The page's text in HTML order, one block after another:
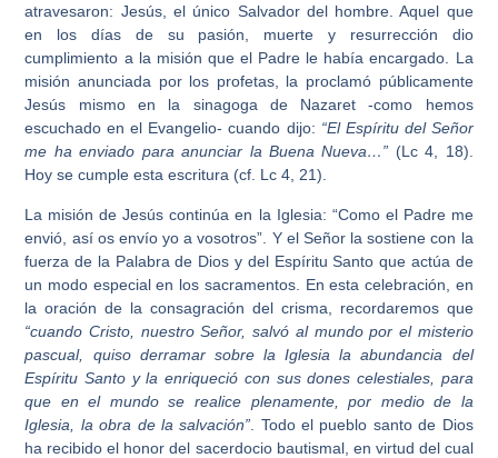
atravesaron: Jesús, el único Salvador del hombre. Aquel que
en los días de su pasión, muerte y resurrección dio
cumplimiento a la misión que el Padre le había encargado. La
misión anunciada por los profetas, la proclamó públicamente
Jesús mismo en la sinagoga de Nazaret -como hemos
escuchado en el Evangelio- cuando dijo: “El Espíritu del Señor
me ha enviado para anunciar la Buena Nueva…” (Lc 4, 18).
Hoy se cumple esta escritura (cf. Lc 4, 21).
La misión de Jesús continúa en la Iglesia: “Como el Padre me
envió, así os envío yo a vosotros”. Y el Señor la sostiene con la
fuerza de la Palabra de Dios y del Espíritu Santo que actúa de
un modo especial en los sacramentos. En esta celebración, en
la oración de la consagración del crisma, recordaremos que
“cuando Cristo, nuestro Señor, salvó al mundo por el misterio
pascual, quiso derramar sobre la Iglesia la abundancia del
Espíritu Santo y la enriqueció con sus dones celestiales, para
que en el mundo se realice plenamente, por medio de la
Iglesia, la obra de la salvación” . Todo el pueblo santo de Dios
ha recibido el honor del sacerdocio bautismal, en virtud del cual